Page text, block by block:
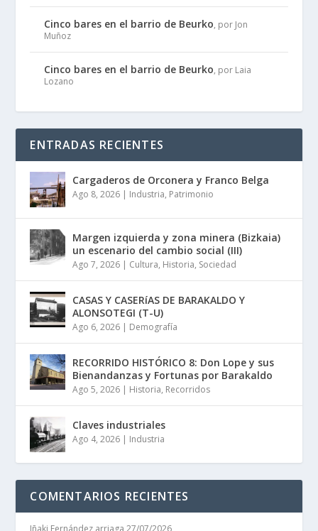
Cinco bares en el barrio de Beurko, por Jon
Muñoz
Cinco bares en el barrio de Beurko, por Laia
Lozano
ENTRADAS RECIENTES
Cargaderos de Orconera y Franco Belga
Ago 8, 2026 | Industria, Patrimonio
Margen izquierda y zona minera (Bizkaia)
un escenario del cambio social (III)
Ago 7, 2026 | Cultura, Historia, Sociedad
CASAS Y CASERíAS DE BARAKALDO Y
ALONSOTEGI (T-U)
Ago 6, 2026 | Demografía
RECORRIDO HISTÓRICO 8: Don Lope y sus
Bienandanzas y Fortunas por Barakaldo
Ago 5, 2026 | Historia, Recorridos
Claves industriales
Ago 4, 2026 | Industria
COMENTARIOS RECIENTES
Iñaki Fernández arriaga 27/07/2026